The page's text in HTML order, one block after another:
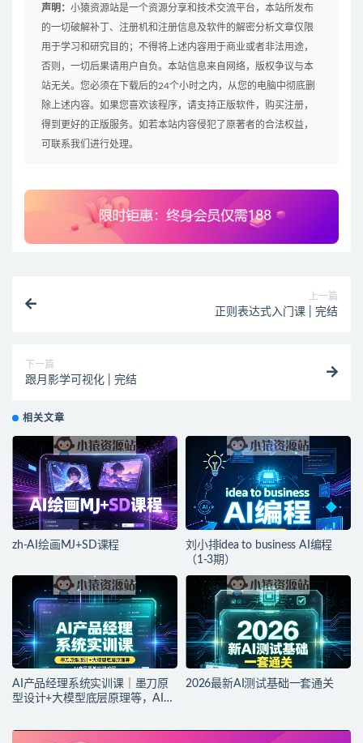
声明： 小猿资源站是一个资源分享和技术交流平台，本站所发布
的一切破解补丁、注册机和注册信息及软件的解密分析文章仅限
用于学习和研究目的；不得将上述内容用于商业或者非法用途，
否则，一切后果请用户自负。本站信息来自网络，版权争议与本
站无关。您必须在下载后的24个小时之内，从您的电脑中彻底删
除上述内容。如果您喜欢该程序，请支持正版软件，购买注册，
得到更好的正版服务。如若本站内容侵犯了原著者的合法权益，
可联系我们进行处理。
上一篇
正则表达式入门课 | 完结
下一篇
跟月影学可视化 | 完结
相关文章
zh-AI绘画MJ+SD课程
刘小排idea to business AI编程
（1-3期）
AI产品经理系统实训课｜墨刀原
型设计+大模型底层原理等，AI产
2026最新AI测试基础一套通关